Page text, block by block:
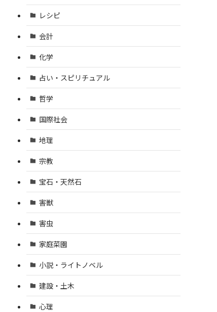
レシピ
会計
化学
占い・スピリチュアル
哲学
国際社会
地理
宗教
宝石・天然石
害獣
害虫
家庭菜園
小説・ライトノベル
建設・土木
心理